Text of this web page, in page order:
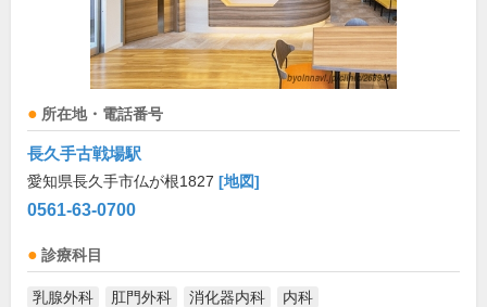
所在地・電話番号
長久手古戦場駅
愛知県長久手市仏が根1827 [地図]
0561-63-0700
診療科目
乳腺外科 肛門外科 消化器内科 内科